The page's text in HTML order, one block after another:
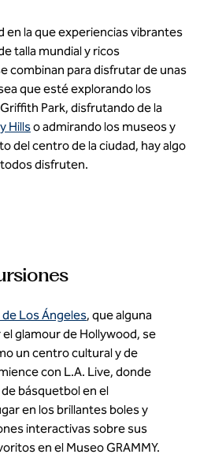
en la que experiencias vibrantes
talla mundial y ricos
combinan para disfrutar de unas
que esté explorando los
Park, disfrutando de la
Hillso admirando los museos y
del centro de la ciudad, hay algo
disfruten.
Los Ángeles, que alguna
glamour de Hollywood, se
un centro cultural y de
con L.A. Live, donde
básquetbol en el
en los brillantes boles y
interactivas sobre sus
en el Museo GRAMMY.